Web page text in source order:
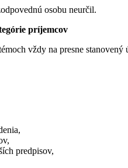
osobu neurčil.
príjemcov
vždy na presne
predpisov,